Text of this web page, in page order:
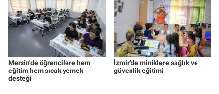
Mersin'de öğrencilere hem
eğitim hem sıcak yemek
desteği
İzmir’de miniklere sağlık ve
güvenlik eğitimi